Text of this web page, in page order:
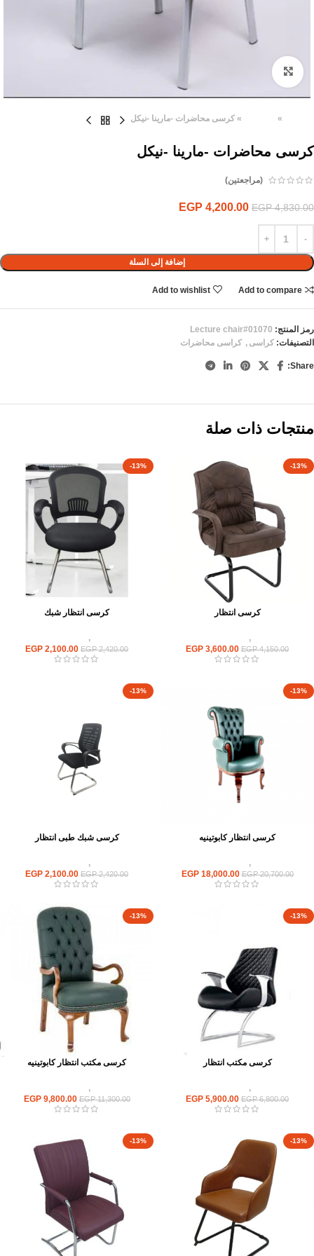
»
» كرسى محاضرات -مارينا -نيكل
كرسى محاضرات -مارينا -نيكل
(مراجعتين)
EGP4,830.00
EGP 4,200.00
إضافة إلى السلة
Add to compare
Add to wishlist
رمز المنتج: Lecture chair#01070
التصنيفات: كراسى , كراسى محاضرات
Share:
منتجات ذات صلة
-13%
كرسى انتظار
,
EGP4,150.00
EGP 3,600.00
-13%
كرسى انتظار شبك
,
EGP2,420.00
EGP 2,100.00
-13%
كرسى انتظار كابوتينيه
,
EGP20,700.00
EGP18,000.00
-13%
كرسى شبك طبى انتظار
,
EGP2,420.00
EGP 2,100.00
-13%
كرسى مكتب انتظار
,
EGP6,800.00
EGP 5,900.00
-13%
كرسى مكتب انتظار كابوتينيه
,
EGP11,300.00
EGP9,800.00
-13%
-13%